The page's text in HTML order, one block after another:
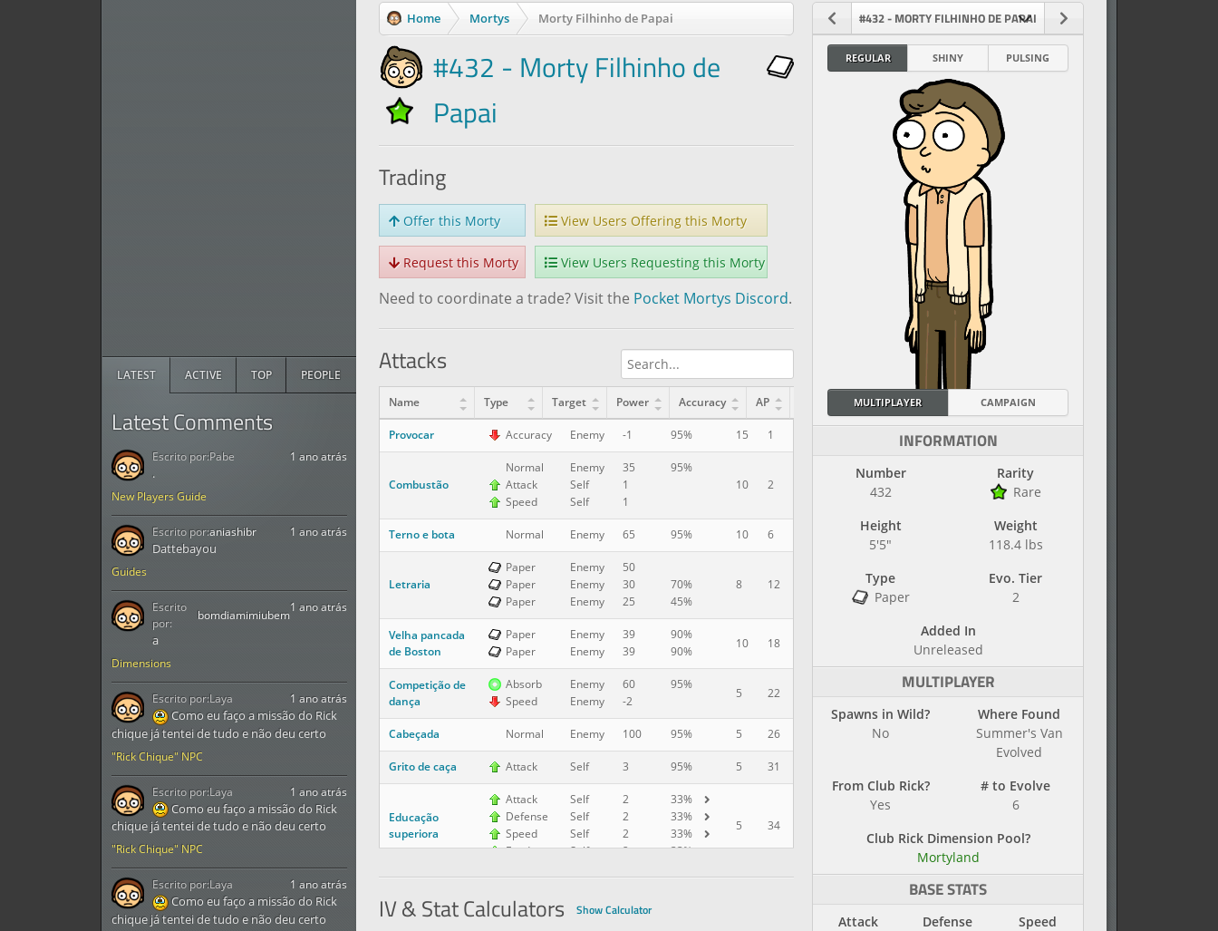
LATEST ACTIVE TOP PEOPLE
Latest Comments
New Players Guide
1 ano atrás
.
Escrito por:Pabe
Guides
1 ano atrás
Dattebayou
Escrito por:aniashibr
Dimensions
1 ano atrás
a
Escrito
por:
bomdiamimiubem
"Rick Chique" NPC
1 ano atrás
Como eu faço a missão do Rick
chique já tentei de tudo e não deu certo
Escrito por:Laya
"Rick Chique" NPC
1 ano atrás
Como eu faço a missão do Rick
chique já tentei de tudo e não deu certo
Escrito por:Laya
1 ano atrás
Como eu faço a missão do Rick
chique já tentei de tudo e não deu certo
Escrito por:Laya
#432 - MORTY FILHINHO DE PAPAI
REGULAR SHINY PULSING
MULTIPLAYER CAMPAIGN
INFORMATION
Number
432
Rarity
Rare
Height
5'5"
Weight
118.4 lbs
Type
Paper
Evo. Tier
2
Added In
Unreleased
MULTIPLAYER
Spawns in Wild?
No
Where Found
Summer's Van
Evolved
From Club Rick?
Yes
# to Evolve
6
Club Rick Dimension Pool?
Mortyland
BASE STATS
Attack
Defense
Speed
Home Mortys Morty Filhinho de Papai
#432 - Morty Filhinho de
Papai
Trading
Offer this Morty View Users Offering this Morty
Request this Morty View Users Requesting this Morty
Need to coordinate a trade? Visit the Pocket Mortys Discord.
Attacks
Name Type Target Power Accuracy AP
Provocar Accuracy Enemy -1 95% 15 1
Combustão
Normal
Attack
Speed
Enemy
Self
Self
35
1
1
95%
10
2
Terno e bota Normal Enemy 65 95% 10 6
Letraria
Paper
Paper
Paper
Enemy
Enemy
Enemy
50
30
25
70%
45%
8 12
Velha pancada
de Boston
Paper
Paper
Enemy
Enemy
39
39
90%
90%
10 18
Competição de
dança
Absorb
Speed
Enemy
Enemy
60
-2
95%
5 22
Cabeçada Normal Enemy 100 95% 5 26
Grito de caça Attack Self 3 95% 5 31
Educação
superiora
Attack
Defense
Speed
Evade
Self
Self
Self
Self
2
2
2
2
33%
33%
33%
33%
5 34
IV & Stat Calculators Show Calculator